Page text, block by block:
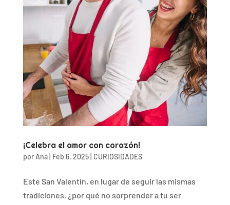
¡Celebra el amor con corazón!
porAna| Feb 6, 2025| CURIOSIDADES
Este San Valentín, en lugar de seguir las mismas
tradiciones, ¿por qué no sorprender a tu ser